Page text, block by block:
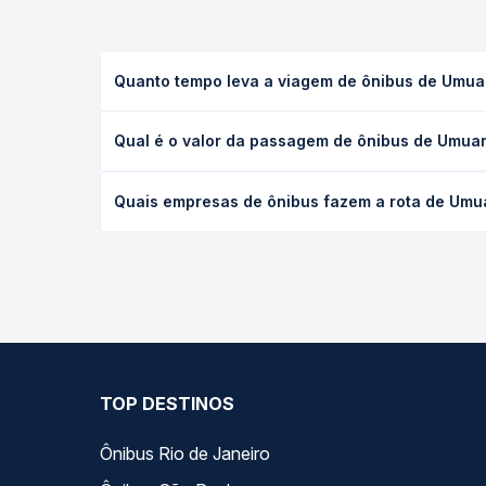
Quanto tempo leva a viagem de ônibus de
(convencional, executivo ou leito) e as condições
Qual é o valor da passagem de ônibus de
tipo de poltrona e a antecedência da compra. Na
Quais empresas de ônibus fazem a rota de
TOP DESTINOS
Ônibus Rio de Janeiro